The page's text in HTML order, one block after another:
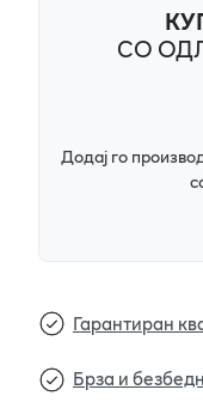
СО
Додај го
Гарантиран
Брза и